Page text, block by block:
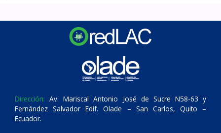
Dirección: Av. Mariscal Antonio José de Sucre N58-63 y
Fernández Salvador Edif. Olade – San Carlos, Quito –
Ecuador.